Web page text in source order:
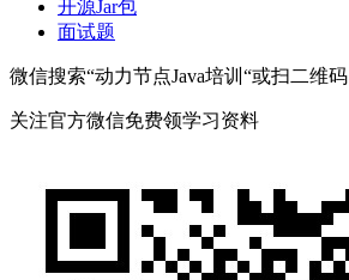
开源Jar包
面试题
微信搜索“动力节点Java培训“或扫二维码
关注官方微信免费领学习资料